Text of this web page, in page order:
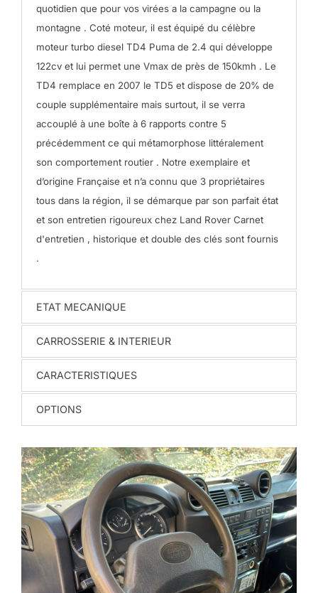
quotidien que pour vos virées a la campagne ou la
montagne . Coté moteur, il est équipé du célèbre
moteur turbo diesel TD4 Puma de 2.4 qui développe
122cv et lui permet une Vmax de près de 150kmh . Le
TD4 remplace en 2007 le TD5 et dispose de 20% de
couple supplémentaire mais surtout, il se verra
accouplé à une boîte à 6 rapports contre 5
précédemment ce qui métamorphose littéralement
son comportement routier . Notre exemplaire et
d’origine Française et n’a connu que 3 propriétaires
tous dans la région, il se démarque par son parfait état
et son entretien rigoureux chez Land Rover Carnet
d'entretien , historique et double des clés sont fournis
.
ETAT MECANIQUE
CARROSSERIE & INTERIEUR
CARACTERISTIQUES
OPTIONS